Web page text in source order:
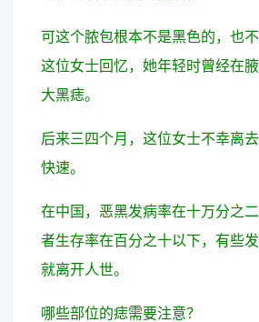
可这个脓包根本不是黑色的，也不
这位女士回忆，她年轻时曾经在
大黑痣。
后来三四个月，这位女士不幸离
快速。
在中国，恶黑发病率在十万分之
者生存率在百分之十以下，有些
就离开人世。
哪些部位的痣需要注意？